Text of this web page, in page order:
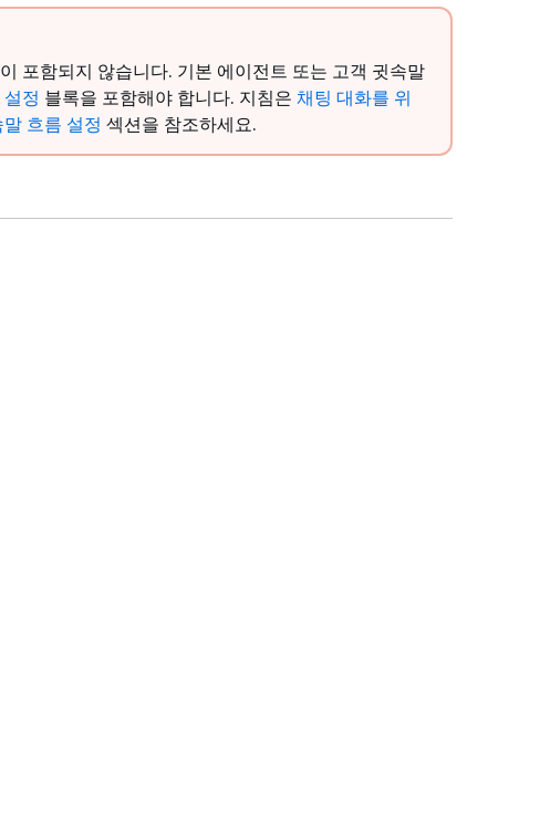
포함되지 않습니다. 기본 에이전트 또는 고객 귓속말
정 블록을 포함해야 합니다. 지침은 채팅 대화를 위
흐름 설정 섹션을 참조하세요.